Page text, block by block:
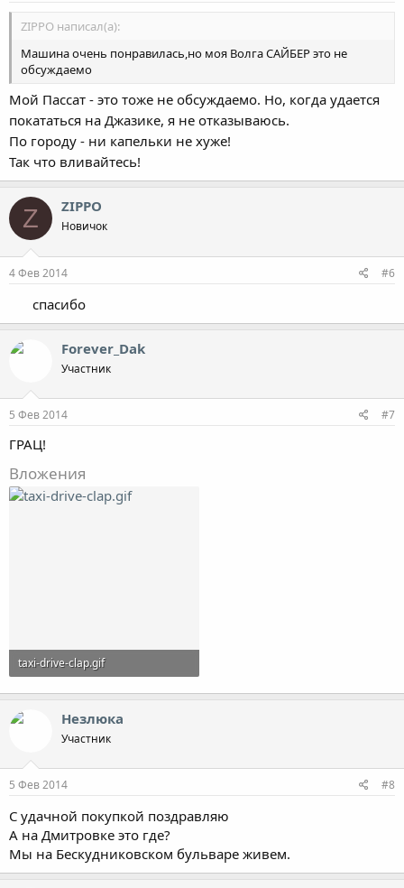
ZIPPO написал(а):
Машина очень понравилась,но моя Волга САЙБЕР это не
обсуждаемо
Мой Пассат - это тоже не обсуждаемо. Но, когда удается
покататься на Джазике, я не отказываюсь.
По городу - ни капельки не хуже!
Так что вливайтесь!
Z ZIPPO
Новичок
4 Фев 2014 #6
спасибо
Forever_Dak
Участник
5 Фев 2014 #7
ГРАЦ!
Вложения
taxi-drive-clap.gif
633.6 KB · Просмотры: 1,347
Незлюка
Участник
5 Фев 2014 #8
С удачной покупкой поздравляю
А на Дмитровке это где?
Мы на Бескудниковском бульваре живем.